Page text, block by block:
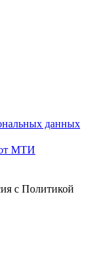
данных
от МТИ
с Политикой